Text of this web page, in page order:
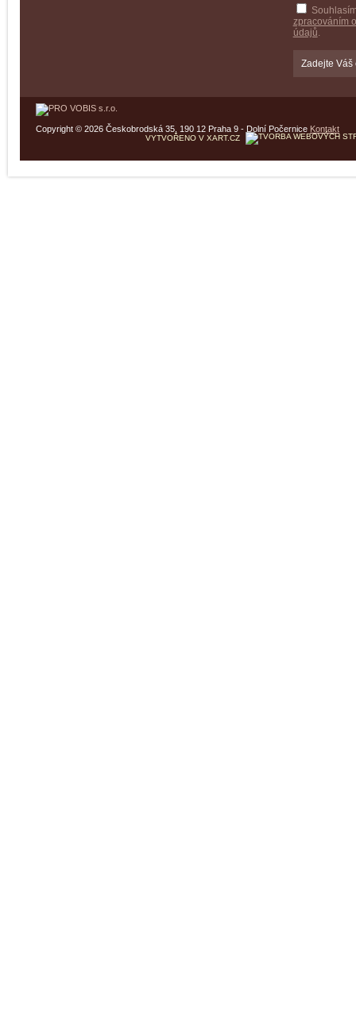
zpracováním
údajů
Copyright © 2026 Českobrodská 35, 190 12 Praha 9 - Dolní Počernice Kontakt
VYTVOŘENO V XART.CZ